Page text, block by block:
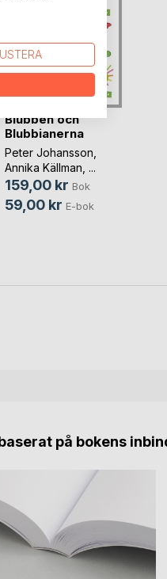
Blubben och
Blubbianerna
Peter Johansson
Annika Källman , ...
159,00 kr Bok
59,00 kr E-bok
på bokens